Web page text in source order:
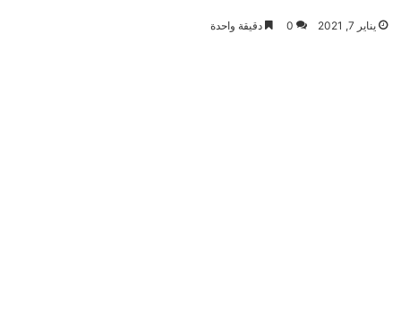
يناير 7, 2021 0 دقيقة واحدة